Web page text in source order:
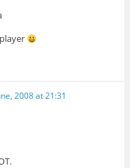
2008 at 21:31